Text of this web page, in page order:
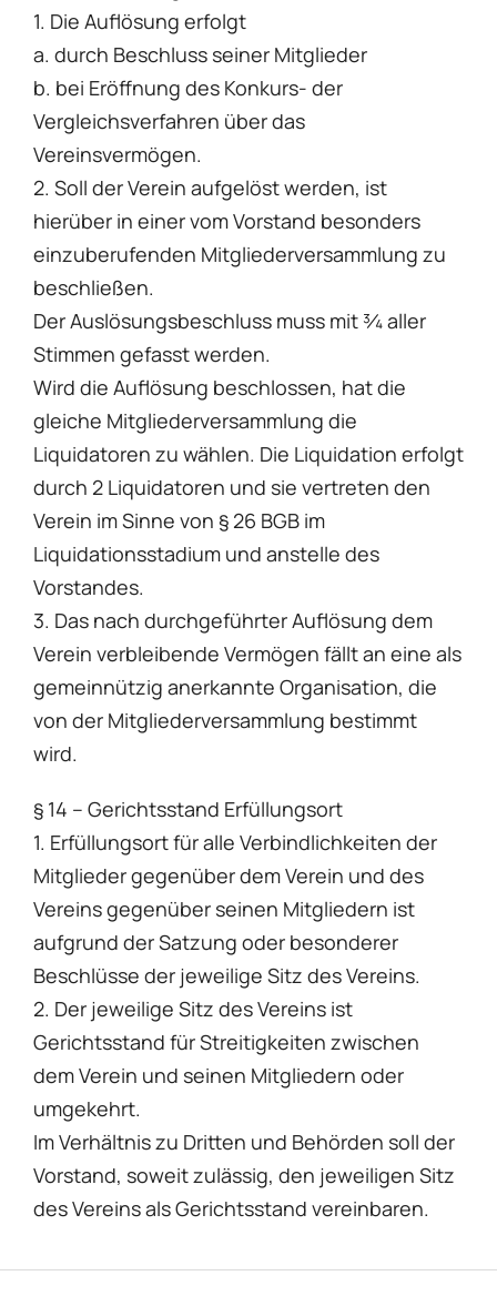
1. Die Auflösung erfolgt
a. durch Beschluss seiner Mitglieder
b. bei Eröffnung des Konkurs- der
Vergleichsverfahren über das
Vereinsvermögen.
2. Soll der Verein aufgelöst werden, ist
hierüber in einer vom Vorstand besonders
einzuberufenden Mitgliederversammlung zu
beschließen.
Der Auslösungsbeschluss muss mit 3⁄4 aller
Stimmen gefasst werden.
Wird die Auflösung beschlossen, hat die
gleiche Mitgliederversammlung die
Liquidatoren zu wählen. Die Liquidation erfolgt
durch 2 Liquidatoren und sie vertreten den
Verein im Sinne von § 26 BGB im
Liquidationsstadium und anstelle des
Vorstandes.
3. Das nach durchgeführter Auflösung dem
Verein verbleibende Vermögen fällt an eine als
gemeinnützig anerkannte Organisation, die
von der Mitgliederversammlung bestimmt
wird.
§ 14 – Gerichtsstand Erfüllungsort
1. Erfüllungsort für alle Verbindlichkeiten der
Mitglieder gegenüber dem Verein und des
Vereins gegenüber seinen Mitgliedern ist
aufgrund der Satzung oder besonderer
Beschlüsse der jeweilige Sitz des Vereins.
2. Der jeweilige Sitz des Vereins ist
Gerichtsstand für Streitigkeiten zwischen
dem Verein und seinen Mitgliedern oder
umgekehrt.
Im Verhältnis zu Dritten und Behörden soll der
Vorstand, soweit zulässig, den jeweiligen Sitz
des Vereins als Gerichtsstand vereinbaren.